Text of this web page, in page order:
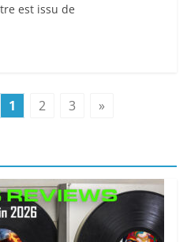
est issu de
1 2 3 »